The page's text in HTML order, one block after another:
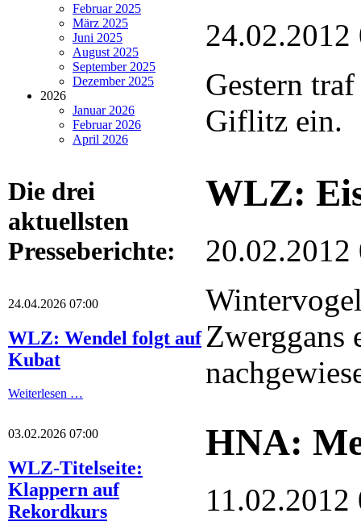
Februar 2025
März 2025
Juni 2025
August 2025
September 2025
Dezember 2025
2026
Januar 2026
Februar 2026
April 2026
Die drei
aktuellsten
Presseberichte:
24.04.2026 07:00
WLZ: Wendel folgt auf
Kubat
Weiterlesen …
03.02.2026 07:00
WLZ-Titelseite:
Klappern auf
Rekordkurs
24.02.2012
Gestern
Giflitz ein.
WLZ:
20.02.2012
Zwerggans
HNA:
11.02.2012